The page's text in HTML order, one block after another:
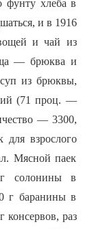
фунту хлеба в
и в 1916
и чай из
— брюква и
суп из брюквы,
(71 проц. —
— 3300,
взрослого
Мясной паек
солонины в
г баранины в
раз